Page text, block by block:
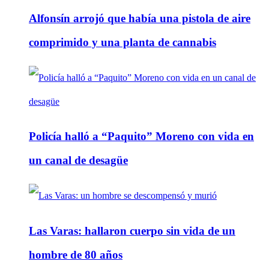
Alfonsín arrojó que había una pistola de aire
comprimido y una planta de cannabis
Policía halló a “Paquito” Moreno con vida en
un canal de desagüe
Las Varas: hallaron cuerpo sin vida de un
hombre de 80 años